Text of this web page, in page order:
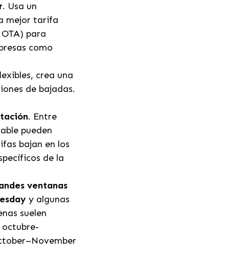
. Usa un
mejor tarifa
para
como
crea una
de bajadas.
. Entre
pueden
bajan en los
de la
ventanas
y algunas
suelen
octubre-